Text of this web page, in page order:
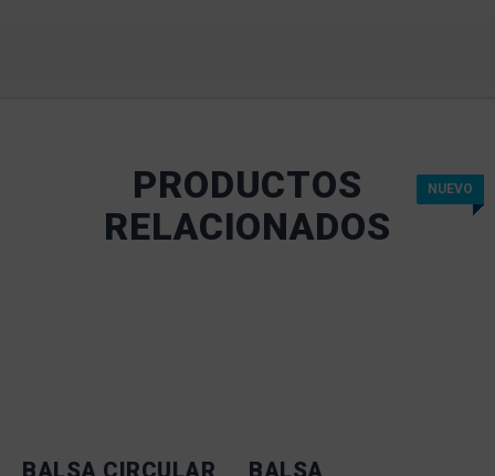
PRODUCTOS
RELACIONADOS
BALSA CIRCULAR
NUEVO
BALSA
NUEVO
NUEVO